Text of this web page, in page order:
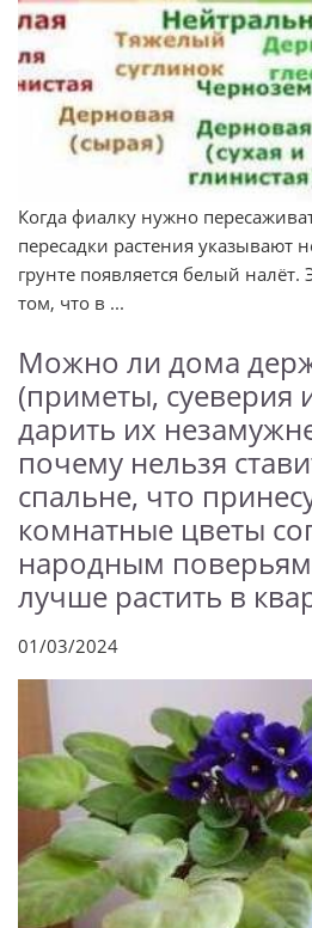
Когда фиалку нужно
пересадки растения указывают
грунте появляется белый налёт.
том, что в ...
Можно ли дома
(приметы, суеверия
дарить их
почему нельзя
спальне, что
комнатные цветы
народным поверьям
лучше растить в
01/03/2024